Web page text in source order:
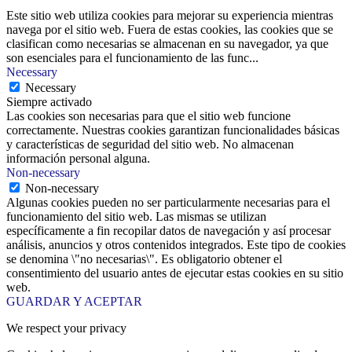
Este sitio web utiliza cookies para mejorar su experiencia mientras
navega por el sitio web. Fuera de estas cookies, las cookies que se
clasifican como necesarias se almacenan en su navegador, ya que
son esenciales para el funcionamiento de las func...
Necessary
Necessary
Siempre activado
Las cookies son necesarias para que el sitio web funcione
correctamente. Nuestras cookies garantizan funcionalidades básicas
y características de seguridad del sitio web. No almacenan
información personal alguna.
Non-necessary
Non-necessary
Algunas cookies pueden no ser particularmente necesarias para el
funcionamiento del sitio web. Las mismas se utilizan
específicamente a fin recopilar datos de navegación y así procesar
análisis, anuncios y otros contenidos integrados. Este tipo de cookies
se denomina \"no necesarias\". Es obligatorio obtener el
consentimiento del usuario antes de ejecutar estas cookies en su sitio
web.
GUARDAR Y ACEPTAR
We respect your privacy